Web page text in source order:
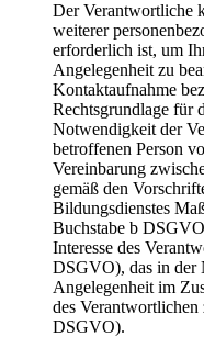
Der Verantwortliche
weiterer
erforderlich ist, um
Angelegenheit zu
Kontaktaufnahme
Rechtsgrundlage für
Notwendigkeit der
betroffenen Person
Vereinbarung
gemäß den
Bildungsdienstes
Buchstabe b
Interesse des
DSGVO), das in der
Angelegenheit im
des
DSGVO).